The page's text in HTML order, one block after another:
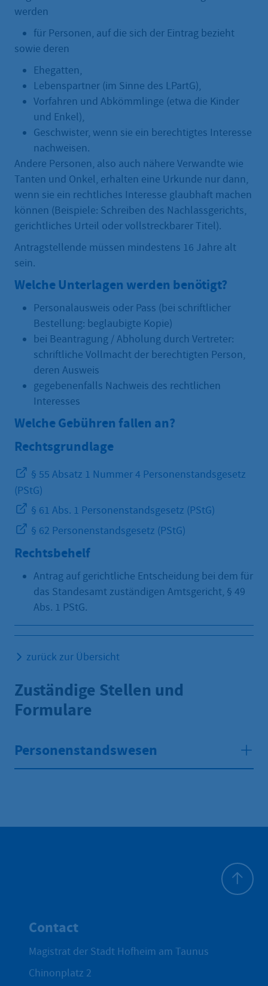
werden
für Personen, auf die sich der Eintrag bezieht
sowie deren
Ehegatten,
Lebenspartner (im Sinne des LPartG),
Vorfahren und Abkömmlinge (etwa die Kinder
und Enkel),
Geschwister, wenn sie ein berechtigtes Interesse
nachweisen.
Andere Personen, also auch nähere Verwandte wie
Tanten und Onkel, erhalten eine Urkunde nur dann,
wenn sie ein rechtliches Interesse glaubhaft machen
können (Beispiele: Schreiben des Nachlassgerichts,
gerichtliches Urteil oder vollstreckbarer Titel).
Antragstellende müssen mindestens 16 Jahre alt
sein.
Welche Unterlagen werden benötigt?
Personalausweis oder Pass (bei schriftlicher
Bestellung: beglaubigte Kopie)
bei Beantragung / Abholung durch Vertreter:
schriftliche Vollmacht der berechtigten Person,
deren Ausweis
gegebenenfalls Nachweis des rechtlichen
Interesses
Welche Gebühren fallen an?
Rechtsgrundlage
§ 55 Absatz 1 Nummer 4 Personenstandsgesetz
(PStG)
§ 61 Abs. 1 Personenstandsgesetz (PStG)
§ 62 Personenstandsgesetz (PStG)
Rechtsbehelf
Antrag auf gerichtliche Entscheidung bei dem für
das Standesamt zuständigen Amtsgericht, § 49
Abs. 1 PStG.
zurück zur Übersicht
Zuständige Stellen und
Formulare
Personenstandswesen
Contact
Magistrat der Stadt Hofheim am Taunus
Chinonplatz 2